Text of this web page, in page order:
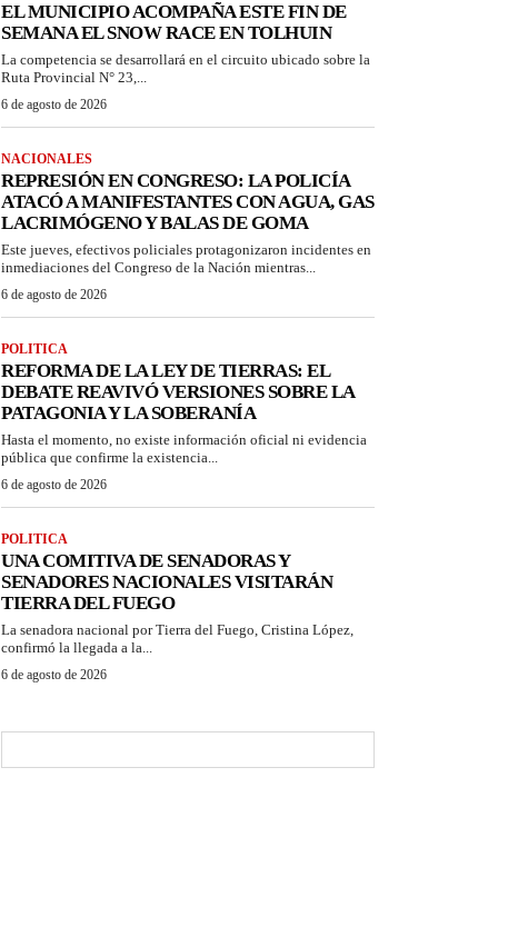
EL MUNICIPIO ACOMPAÑA ESTE FIN DE
SEMANA EL SNOW RACE EN TOLHUIN
La competencia se desarrollará en el circuito ubicado sobre la
Ruta Provincial N° 23,...
6 de agosto de 2026
NACIONALES
REPRESIÓN EN CONGRESO: LA POLICÍA
ATACÓ A MANIFESTANTES CON AGUA, GAS
LACRIMÓGENO Y BALAS DE GOMA
Este jueves, efectivos policiales protagonizaron incidentes en
inmediaciones del Congreso de la Nación mientras...
6 de agosto de 2026
POLITICA
REFORMA DE LA LEY DE TIERRAS: EL
DEBATE REAVIVÓ VERSIONES SOBRE LA
PATAGONIA Y LA SOBERANÍA
Hasta el momento, no existe información oficial ni evidencia
pública que confirme la existencia...
6 de agosto de 2026
POLITICA
UNA COMITIVA DE SENADORAS Y
SENADORES NACIONALES VISITARÁN
TIERRA DEL FUEGO
La senadora nacional por Tierra del Fuego, Cristina López,
confirmó la llegada a la...
6 de agosto de 2026